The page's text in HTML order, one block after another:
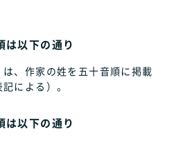
は以下の通り
は、作家の姓を五十音順に掲載
による）。
は以下の通り